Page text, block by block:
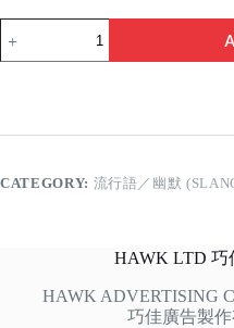
爛
quantity
CATEGORY: 流行語／幽默
HAWK LTD 巧
HAWK ADVERTISING
巧佳廣告製作